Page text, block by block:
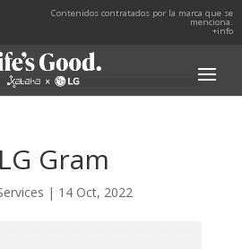
Contenidos contratados por la marca que se
menciona.
+info
Gram
| 14 Oct, 2022